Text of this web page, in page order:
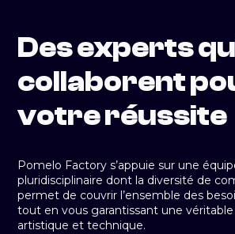
Des experts
collaborent
votre réussite
Pomelo Factory s’appuie sur une
pluridisciplinaire dont la diversité de
permet de couvrir l’ensemble des
tout en vous garantissant une
artistique et technique.